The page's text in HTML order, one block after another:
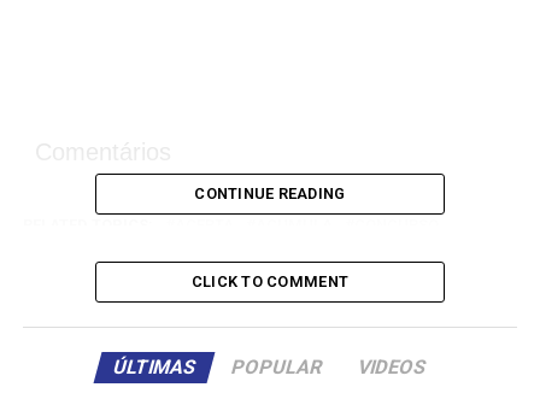
MILHÕES
NINGUÉM PRÊMIO SEIS
Ações das forças policiais de MT contra o tráfico de
droga geraram prejuízo de meio bilhão de reais em
CONTINUE READING
CLICK TO COMMENT
ÚLTIMAS POPULAR VIDEOS